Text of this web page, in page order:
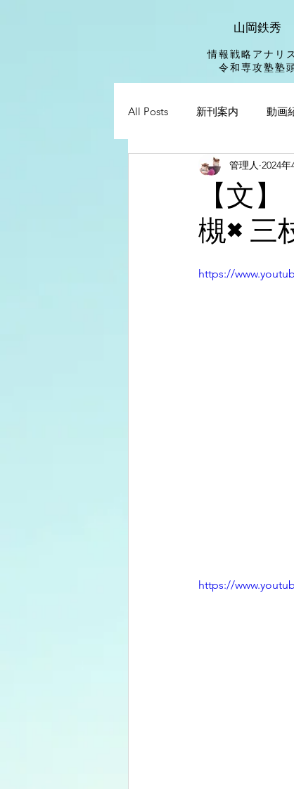
山岡鉄秀
情報戦略アナリ
令和専攻塾塾
All Posts 新刊案内 動画
【文
槻×三
管理人 2024年
https://
https://